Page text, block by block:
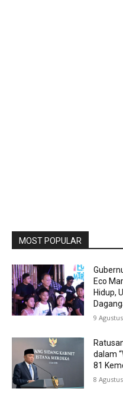
MOST POPULAR
Eco
Hidup,
9
dalam
81
8